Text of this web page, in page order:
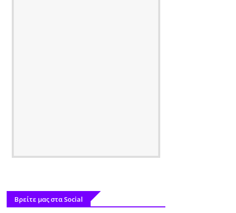
Βρείτε μας στα Social